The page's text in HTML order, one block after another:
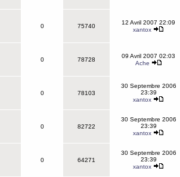
0 75740
12 Avril 2007 22:09
xantox
0 78728
09 Avril 2007 02:03
Ache
0 78103
30 Septembre 2006
23:39
xantox
0 82722
30 Septembre 2006
23:39
xantox
0 64271
30 Septembre 2006
23:39
xantox